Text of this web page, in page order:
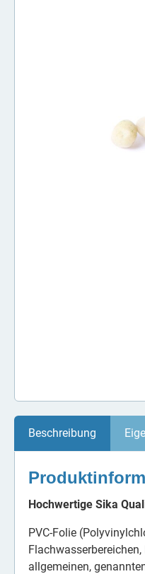
Beschreibung
Hochwertige Sika
PVC-Folie
allgemeinen,